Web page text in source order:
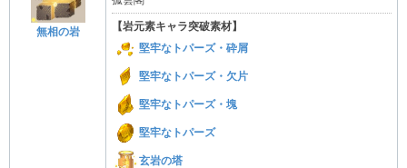
無相の岩 【岩元素キャラ突破素材】
堅牢なトパーズ・砕屑
堅牢なトパーズ・欠片
堅牢なトパーズ・塊
堅牢なトパーズ
玄岩の塔